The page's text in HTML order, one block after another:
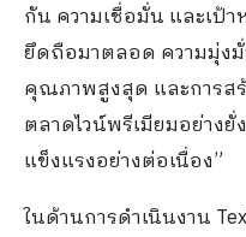
กัน ความเชื่อมั่น และเป้
ยึดถือมาตลอด ความมุ่ง
คุณภาพสูงสุด และการส
ตลาดไวน์พรีเมียมอย่าง
แข็งแรงอย่างต่อเนื่อง”
ในด้านการดำเนินงาน